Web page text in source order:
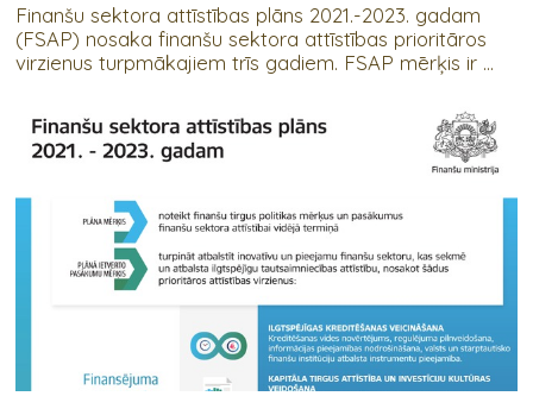
Finanšu sektora attīstības plāns 2021.-2023. gadam
(FSAP) nosaka finanšu sektora attīstības prioritāros
virzienus turpmākajiem trīs gadiem. FSAP mērķis ir ...